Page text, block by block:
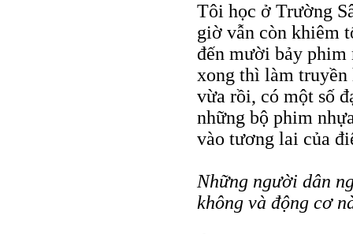
Tôi học ở Trường
giờ vẫn còn khiêm
đến mười bảy phim
xong thì làm
vừa rồi, có một số
những bộ phim
vào tương lai của
Những người dân
không và động cơ